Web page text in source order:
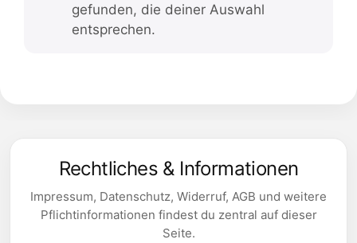
gefunden, die deiner Auswahl
entsprechen.
Rechtliches & Informationen
Impressum, Datenschutz, Widerruf, AGB und weitere
Pflichtinformationen findest du zentral auf dieser
Seite.